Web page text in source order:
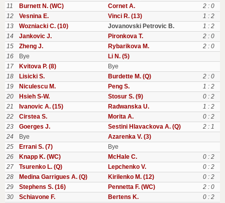
11
Burnett N. (WC) Cornet A.
2 : 0
12
Vesnina E. Vinci R. (13)
1 : 2
13
Wozniacki C. (10) Jovanovski Petrovic B.
1 : 2
14
Jankovic J. Pironkova T.
2 : 0
15
Zheng J. Rybarikova M.
2 : 0
16
Bye
Li N. (5)
17
Kvitova P. (8)
Bye
18
Lisicki S. Burdette M. (Q)
2 : 0
19
Niculescu M. Peng S.
1 : 2
20
Hsieh S-W. Stosur S. (9)
0 : 2
21
Ivanovic A. (15) Radwanska U.
1 : 2
22
Cirstea S. Morita A.
0 : 2
23
Goerges J. Sestini Hlavackova A. (Q)
2 : 1
24
Bye
Azarenka V. (3)
25
Errani S. (7)
Bye
26
Knapp K. (WC) McHale C.
0 : 2
27
Tsurenko L. (Q) Lepchenko V.
0 : 2
28
Medina Garrigues A. (Q) Kirilenko M. (12)
0 : 2
29
Stephens S. (16) Pennetta F. (WC)
2 : 0
30
Schiavone F. Bertens K.
0 : 2